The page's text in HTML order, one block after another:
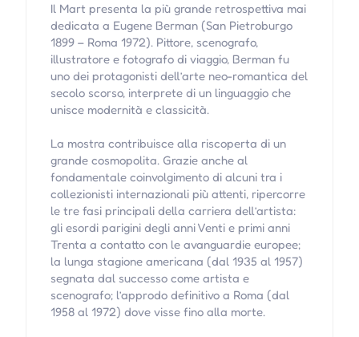
Il Mart presenta la più grande retrospettiva mai
dedicata a Eugene Berman (San Pietroburgo
1899 – Roma 1972). Pittore, scenografo,
illustratore e fotografo di viaggio, Berman fu
uno dei protagonisti dell’arte neo-romantica del
secolo scorso, interprete di un linguaggio che
unisce modernità e classicità.
La mostra contribuisce alla riscoperta di un
grande cosmopolita. Grazie anche al
fondamentale coinvolgimento di alcuni tra i
collezionisti internazionali più attenti, ripercorre
le tre fasi principali della carriera dell’artista:
gli esordi parigini degli anni Venti e primi anni
Trenta a contatto con le avanguardie europee;
la lunga stagione americana (dal 1935 al 1957)
segnata dal successo come artista e
scenografo; l’approdo definitivo a Roma (dal
1958 al 1972) dove visse fino alla morte.